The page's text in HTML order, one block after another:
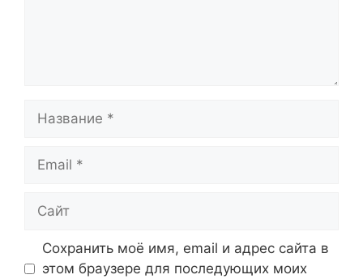
Сохранить моё имя, email и адрес сайта в
этом браузере для последующих моих